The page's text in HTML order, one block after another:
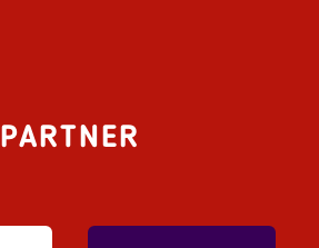
PARTNER